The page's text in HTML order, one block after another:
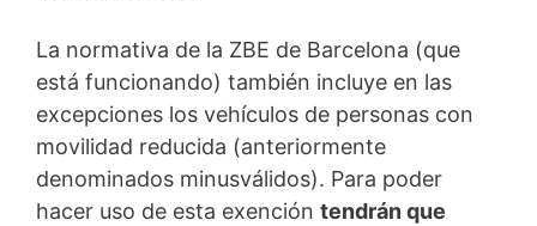
La normativa de la ZBE de Barcelona (que
está funcionando) también incluye en las
excepciones los vehículos de personas con
movilidad reducida (anteriormente
denominados minusválidos). Para poder
hacer uso de esta exención tendrán que